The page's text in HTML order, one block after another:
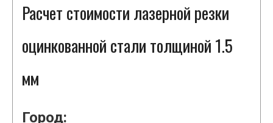
Расчет стоимости лазерной резки
оцинкованной стали толщиной 1.5
мм
Город: